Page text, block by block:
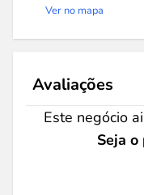
Ver no mapa
Avaliações
Este negócio
Seja